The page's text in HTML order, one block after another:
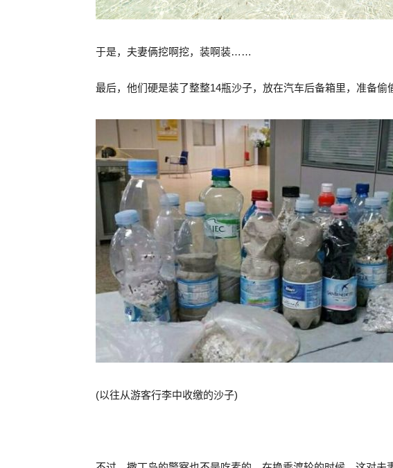
于是，夫妻俩挖啊挖，装啊装……
最后，他们硬是装了整整14瓶沙子，放在汽车后备箱里，准备偷
(以往从游客行李中收缴的沙子)